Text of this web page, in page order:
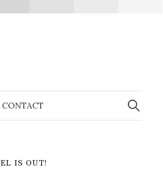
CONTACT
Search
for:
IS OUT!